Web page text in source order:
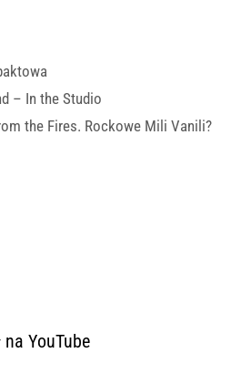
– In the Studio
the Fires. Rockowe Mili Vanili?
YouTube